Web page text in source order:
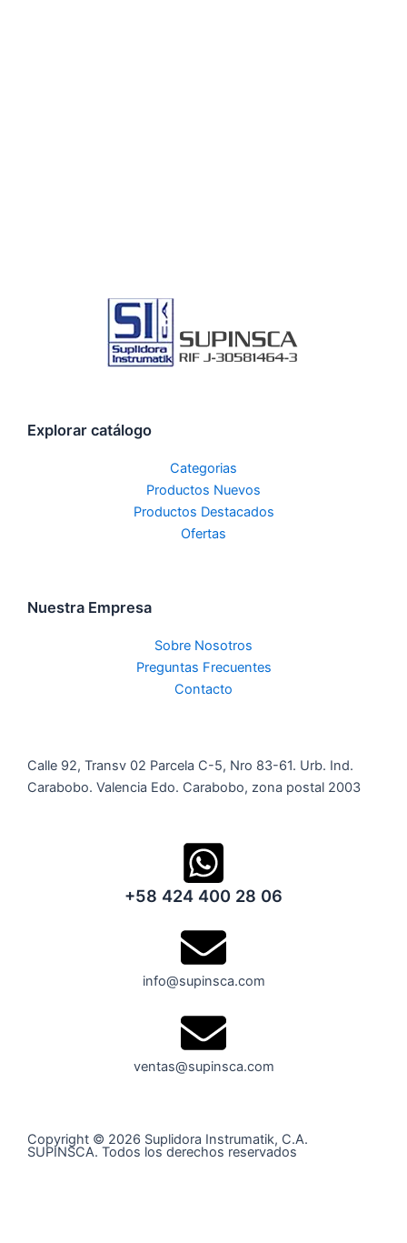
Explorar catálogo
Categorias
Productos Nuevos
Productos Destacados
Ofertas
Nuestra Empresa
Sobre Nosotros
Preguntas Frecuentes
Contacto
Calle 92, Transv 02 Parcela C-5, Nro 83-61. Urb. Ind.
Carabobo. Valencia Edo. Carabobo, zona postal 2003
+58 424 400 28 06
info@supinsca.com
ventas@supinsca.com
Copyright © 2026 Suplidora Instrumatik, C.A.
SUPINSCA. Todos los derechos reservados